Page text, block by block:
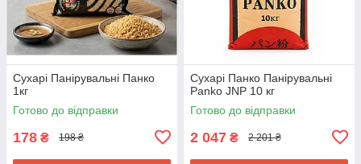
Сухарі Панірувальні Панко
1кг
Готово до відправки
178 ₴ 198 ₴
Сухарі Панко Панірувальні
Panko JNP 10 кг
Готово до відправки
2 047 ₴ 2 201 ₴